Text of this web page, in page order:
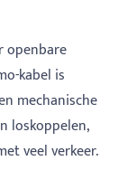
openbare
kabel is
mechanische
loskoppelen,
veel verkeer.